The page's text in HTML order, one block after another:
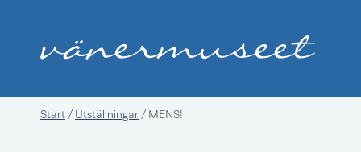
Start / Utställningar / MENS!